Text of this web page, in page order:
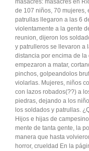
masacres: masacres en
de 107 niños, 70 mujeres,
patrullas llegaron a las 6
violentamente a la gente
reunion, dijeron los
y patrulleros se llevaron a
distancia por encima de
empezaron a matar,
pinchos, golpeandolos
violarlas. Mujeres, niños
con lazos robados(??) a
piedras, dejando a los
los soldados y patrullas.
Hijos e hijas de
mente de tanta gente, la
manera que hasta
horror, crueldad En la